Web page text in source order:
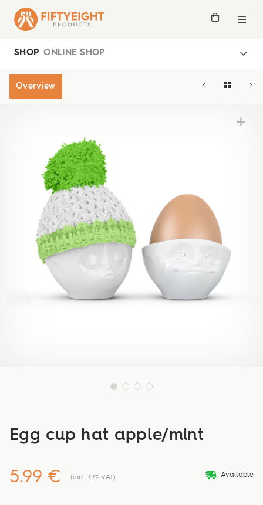
SHOP ONLINE SHOP
Overview
Egg cup hat apple/mint
5.99 € (incl. 19% VAT) deliveryvan Available